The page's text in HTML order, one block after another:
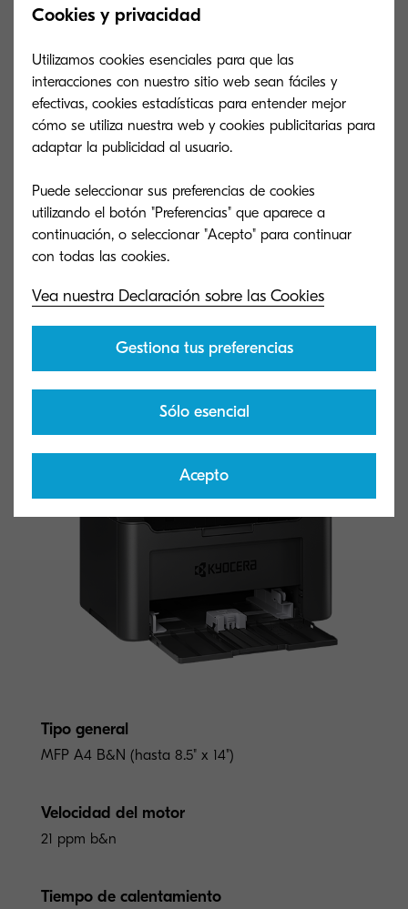
MA2000 documentación
MA2000 software
Especificaciones
principales
Tipo general
MFP A4 B&N (hasta 8.5" x 14")
Velocidad del motor
21 ppm b&n
Tiempo de calentamiento
Cookies y privacidad
Utilizamos cookies esenciales para que las
interacciones con nuestro sitio web sean fáciles y
efectivas, cookies estadísticas para entender mejor
cómo se utiliza nuestra web y cookies publicitarias para
adaptar la publicidad al usuario.
Puede seleccionar sus preferencias de cookies
utilizando el botón "Preferencias" que aparece a
continuación, o seleccionar "Acepto" para continuar
Vea nuestra Declaración sobre las Cookies
Gestiona tus preferencias
Sólo esencial
Acepto